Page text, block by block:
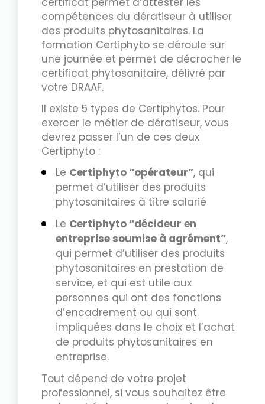
compétences du dératiseur à utiliser
des produits phytosanitaires. La
formation Certiphyto se déroule sur
une journée et permet de décrocher le
certificat phytosanitaire, délivré par
votre DRAAF.
Il existe 5 types de Certiphytos. Pour
exercer le métier de dératiseur, vous
devrez passer l’un de ces deux
Certiphyto :
Le Certiphyto “opérateur”, qui
permet d’utiliser des produits
phytosanitaires à titre salarié
Le Certiphyto “décideur en
entreprise soumise à agrément”,
qui permet d’utiliser des produits
phytosanitaires en prestation de
service, et qui est utile aux
personnes qui ont des fonctions
d’encadrement ou qui sont
impliquées dans le choix et l’achat
de produits phytosanitaires en
entreprise.
Tout dépend de votre projet
professionnel, si vous souhaitez être